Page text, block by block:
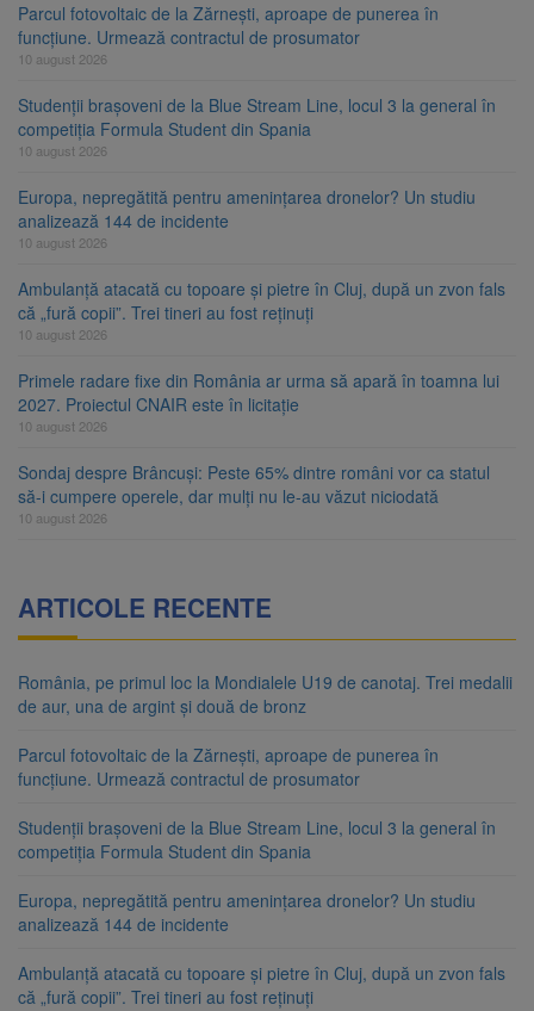
Parcul fotovoltaic de la Zărnești, aproape de punerea în
funcțiune. Urmează contractul de prosumator
10 august 2026
Studenții brașoveni de la Blue Stream Line, locul 3 la general în
competiția Formula Student din Spania
10 august 2026
Europa, nepregătită pentru amenințarea dronelor? Un studiu
analizează 144 de incidente
10 august 2026
Ambulanță atacată cu topoare și pietre în Cluj, după un zvon fals
că „fură copii”. Trei tineri au fost reținuți
10 august 2026
Primele radare fixe din România ar urma să apară în toamna lui
2027. Proiectul CNAIR este în licitație
10 august 2026
Sondaj despre Brâncuși: Peste 65% dintre români vor ca statul
să-i cumpere operele, dar mulți nu le-au văzut niciodată
10 august 2026
ARTICOLE RECENTE
România, pe primul loc la Mondialele U19 de canotaj. Trei medalii
de aur, una de argint și două de bronz
Parcul fotovoltaic de la Zărnești, aproape de punerea în
funcțiune. Urmează contractul de prosumator
Studenții brașoveni de la Blue Stream Line, locul 3 la general în
competiția Formula Student din Spania
Europa, nepregătită pentru amenințarea dronelor? Un studiu
analizează 144 de incidente
Ambulanță atacată cu topoare și pietre în Cluj, după un zvon fals
că „fură copii”. Trei tineri au fost reținuți